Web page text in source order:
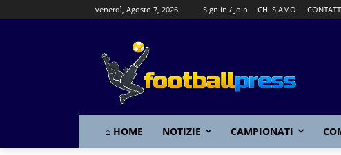
venerdì, Agosto 7, 2026 Sign in / Join CHI SIAMO
⌂ HOME NOTIZIE CAMPIONATI